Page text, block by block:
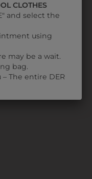
CLOTHES
and select the
using
may be a wait.
bag.
The entire DER